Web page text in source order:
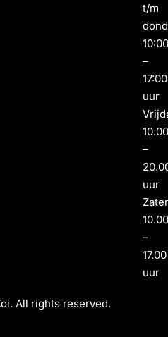
t/m
–
17:00
uur
–
uur
–
17.00
uur
All rights reserved.